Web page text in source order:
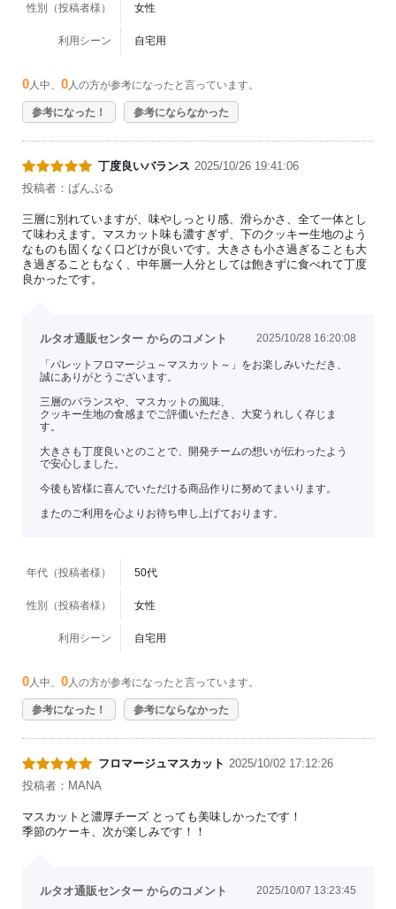
性別（投稿者様） 女性
利用シーン 自宅用
0 人中、 0 人の方が参考になったと言っています。
参考になった！ 参考にならなかった
丁度良いバランス 2025/10/26 19:41:06
投稿者：ばんぶる
三層に別れていますが、味やしっとり感、滑らかさ、全て一体とし
て味わえます。マスカット味も濃すぎず、下のクッキー生地のよう
なものも固くなく口どけが良いです。大きさも小さ過ぎることも大
き過ぎることもなく、中年層一人分としては飽きずに食べれて丁度
良かったです。
ルタオ通販センター からのコメント 2025/10/28 16:20:08
「パレットフロマージュ～マスカット～」をお楽しみいただき、
誠にありがとうございます。
三層のバランスや、マスカットの風味、
クッキー生地の食感までご評価いただき、大変うれしく存じま
す。
大きさも丁度良いとのことで、開発チームの想いが伝わったよう
で安心しました。
今後も皆様に喜んでいただける商品作りに努めてまいります。
またのご利用を心よりお待ち申し上げております。
年代（投稿者様） 50代
性別（投稿者様） 女性
利用シーン 自宅用
0 人中、 0 人の方が参考になったと言っています。
参考になった！ 参考にならなかった
フロマージュマスカット 2025/10/02 17:12:26
投稿者：MANA
マスカットと濃厚チーズ とっても美味しかったです！
季節のケーキ、次が楽しみです！！
ルタオ通販センター からのコメント 2025/10/07 13:23:45